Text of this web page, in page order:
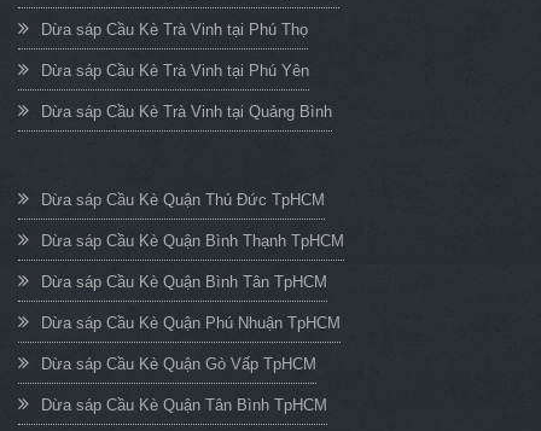
Dừa sáp Cầu Kè Trà Vinh tại Phú Thọ
Dừa sáp Cầu Kè Trà Vinh tại Phú Yên
Dừa sáp Cầu Kè Trà Vinh tại Quảng Bình
Dừa sáp Cầu Kè Quận Thủ Đức TpHCM
Dừa sáp Cầu Kè Quận Bình Thạnh TpHCM
Dừa sáp Cầu Kè Quận Bình Tân TpHCM
Dừa sáp Cầu Kè Quận Phú Nhuận TpHCM
Dừa sáp Cầu Kè Quận Gò Vấp TpHCM
Dừa sáp Cầu Kè Quận Tân Bình TpHCM